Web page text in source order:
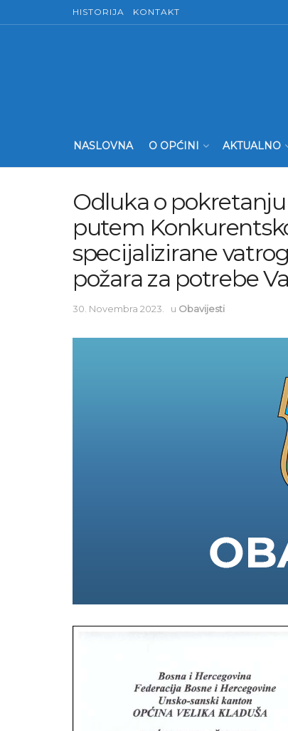
HISTORIJA KONTAKT
NASLOVNA O OPĆINI AKTUALNO
Odluka o
putem
specijalizirane
požara za potrebe
30. Novembra 2023. u Obavijesti